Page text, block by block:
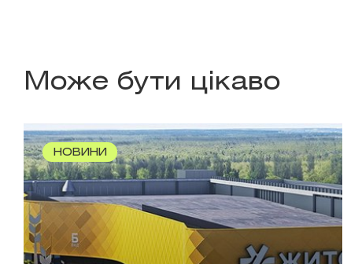
Може бути цікаво
НОВИНИ